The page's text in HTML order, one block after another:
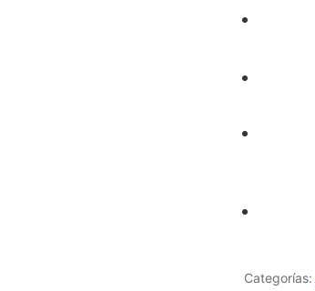
Categorías: